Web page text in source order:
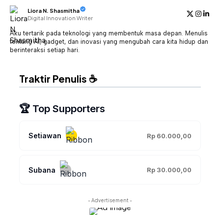
Liora N. Shasmitha
Digital Innovation Writer
Aku tertarik pada teknologi yang membentuk masa depan. Menulis
tentang AI, gadget, dan inovasi yang mengubah cara kita hidup dan
berinteraksi setiap hari.
Traktir Penulis ☕
🏆 Top Supporters
Setiawan Rp 60.000,00
Subana Rp 30.000,00
- Advertisement -